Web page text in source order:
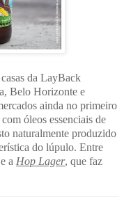
da LayBack
Belo Horizonte e
ainda no primeiro
óleos essenciais de
naturalmente produzido
do lúpulo. Entre
e a Hop Lager, que faz